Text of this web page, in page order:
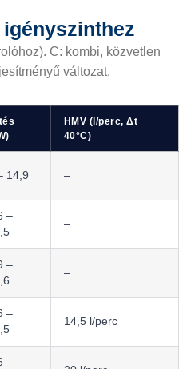
C: kombi, közvetlen
változat.
HMV (l/perc, Δt
40°C)
14,9 –
–
–
–
–
–
14,5 l/perc
–